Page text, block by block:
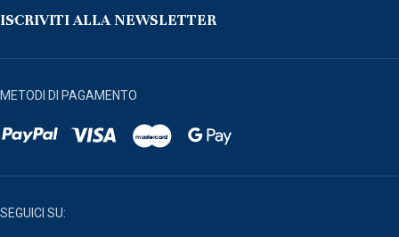
ISCRIVITI ALLA NEWSLETTER
METODI DI PAGAMENTO
SEGUICI SU: